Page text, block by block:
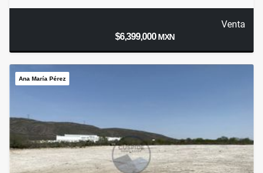
Venta
$6,399,000MXN
Ana María Pérez